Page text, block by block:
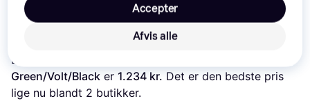
Læs om produktet
Laveste pris for
Green/Volt/Black er 1.234 kr. Det er den bedste pris
lige nu blandt 2 butikker.
Afvis alle
Accepter